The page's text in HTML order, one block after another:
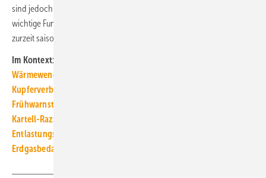
sind jedoch nicht besonders hoch und bereits „eingebucht“. Eine
wichtige Funktion auch ohne Krise haben zudem die Gasspeicher, die
zurzeit saisontypisch geringe Füllstände aufweisen. ■
Im Kontext:
Wärmewende: Gas-Heizungs-Ausstieg muss kommen
Kupferverband: Versorgungsengpässe gefährden Produktion
Frühwarnstufe des Notfallplans Gas ausgerufen
Kartell-Razzia im Erdgassektor in Deutschland
Entlastungspaket soll die Wärmewende beschleunigen
Erdgasbedarf kann bis 2027 um 20 % gesenkt werden